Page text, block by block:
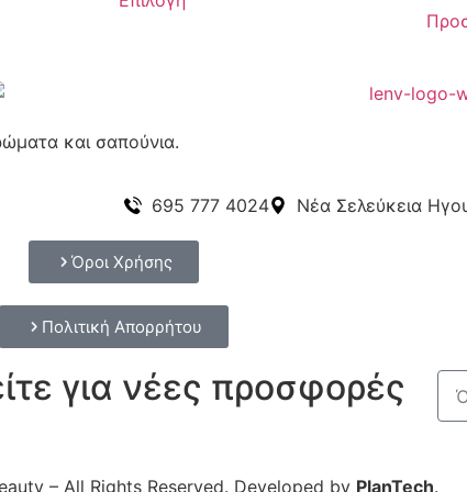
και σαπούνια.
695 777 4024 Νέα Σελεύκεια
Όροι Χρήσης
Πολιτική Απορρήτου
για νέες προσφορές
– All Rights Reserved. Developed by PlanTech.